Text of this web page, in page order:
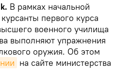
В рамках начальной
первого курса
военного училища
выполняют упражнения
оружия. Об этом
на сайте министерства